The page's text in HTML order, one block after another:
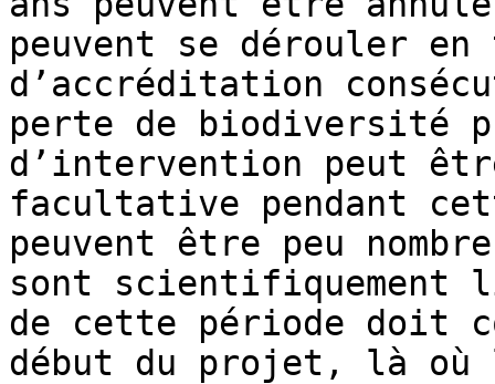
peuvent se dérouler
d’accréditation
perte de biodiversité
d’intervention peut
facultative pendant
peuvent être peu
sont scientifiquement
de cette période doit
début du projet, là où